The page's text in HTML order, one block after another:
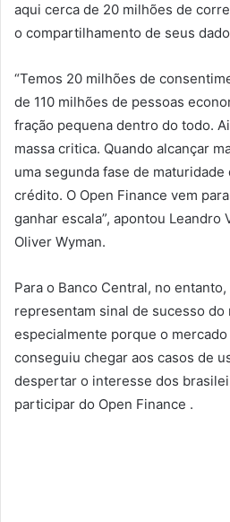
aqui cerca de 20 milhões de
o compartilhamento de seus
“Temos 20 milhões de
de 110 milhões de pessoas
fração pequena dentro do todo.
massa critica. Quando alcançar
uma segunda fase de
crédito. O Open Finance vem
ganhar escala”, apontou Leandro
Oliver Wyman.
Para o Banco Central, no
representam sinal de sucesso do
especialmente porque o
conseguiu chegar aos casos de
despertar o interesse dos
participar do Open Finance .